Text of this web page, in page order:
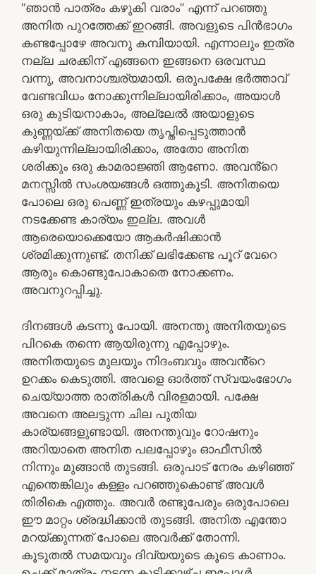
“ഞാൻ പാത്രം കഴുകി വരാം” എന്ന് പറഞ്ഞു
അനിത പുറത്തേക്ക് ഇറങ്ങി. അവളുടെ പിൻഭാഗം
കണ്ടപ്പോഴേ അവനു കമ്പിയായി. എന്നാലും ഇത്ര
നല്ല ചരക്കിന് എങ്ങനെ ഇങ്ങനെ ഒരവസ്ഥ
വന്നു, അവനാശ്ചര്യമായി. ഒരുപക്ഷേ ഭർത്താവ്
വേണ്ടവിധം നോക്കുന്നില്ലായിരിക്കാം, അയാൾ
ഒരു കുടിയനാകാം, അല്ലേൽ അയാളുടെ
കുണ്ണയ്ക്ക് അനിതയെ തൃപ്തിപ്പെടുത്താൻ
കഴിയുന്നില്ലായിരിക്കാം, അതോ അനിത
ശരിക്കും ഒരു കാമരാജ്ഞി ആണോ. അവൻ്റെ
മനസ്സിൽ സംശയങ്ങൾ ഒത്തുകൂടി. അനിതയെ
പോലെ ഒരു പെണ്ണ് ഇത്രയും കഴപ്പുമായി
നടക്കേണ്ട കാര്യം ഇല്ല. അവൾ
ആരെയൊക്കെയോ ആകർഷിക്കാൻ
ശ്രമിക്കുന്നുണ്ട്. തനിക്ക് ലഭിക്കേണ്ട പൂറ് വേറെ
ആരും കൊണ്ടുപോകാതെ നോക്കണം.
അവനുറപ്പിച്ചു.
ദിനങ്ങൾ കടന്നു പോയി. അനന്തു അനിതയുടെ
പിറകെ തന്നെ ആയിരുന്നു എപ്പോഴും.
അനിതയുടെ മുലയും നിദംബവും അവൻ്റെ
ഉറക്കം കെടുത്തി. അവളെ ഓർത്ത് സ്വയംഭോഗം
ചെയ്യാത്ത രാത്രികൾ വിരളമായി. പക്ഷേ
അവനെ അലട്ടുന്ന ചില പുതിയ
കാര്യങ്ങളുണ്ടായി. അനന്തുവും റോഷനും
അറിയാതെ അനിത പലപ്പോഴും ഓഫീസിൽ
നിന്നും മുങ്ങാൻ തുടങ്ങി. ഒരുപാട് നേരം കഴിഞ്ഞ്
എന്തെങ്കിലും കള്ളം പറഞ്ഞുകൊണ്ട് അവൾ
തിരികെ എത്തും. അവർ രണ്ടുപേരും ഒരുപോലെ
ഈ മാറ്റം ശ്രദ്ധിക്കാൻ തുടങ്ങി. അനിത എന്തോ
മറയ്ക്കുന്നത് പോലെ അവർക്ക് തോന്നി.
കൂടുതൽ സമയവും ദിവ്യയുടെ കൂടെ കാണാം.